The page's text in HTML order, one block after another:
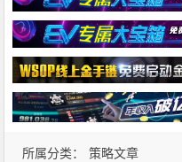
所属分类： 策略文章